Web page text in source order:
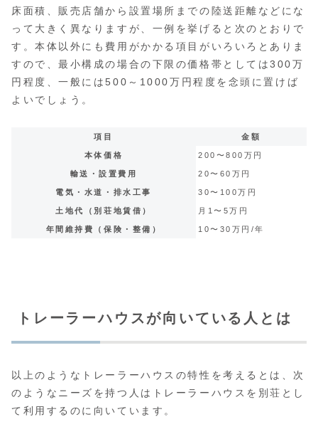
床面積、販売店舗から設置場所までの陸送距離などにな
って大きく異なりますが、一例を挙げると次のとおりで
す。本体以外にも費用がかかる項目がいろいろとありま
すので、最小構成の場合の下限の価格帯としては300万
円程度、一般には500～1000万円程度を念頭に置けば
よいでしょう。
項目 金額
本体価格 200〜800万円
輸送・設置費用 20〜60万円
電気・水道・排水工事 30〜100万円
土地代（別荘地賃借） 月1〜5万円
年間維持費（保険・整備） 10〜30万円/年
トレーラーハウスが向いている人とは
以上のようなトレーラーハウスの特性を考えるとは、次
のようなニーズを持つ人はトレーラーハウスを別荘とし
て利用するのに向いています。